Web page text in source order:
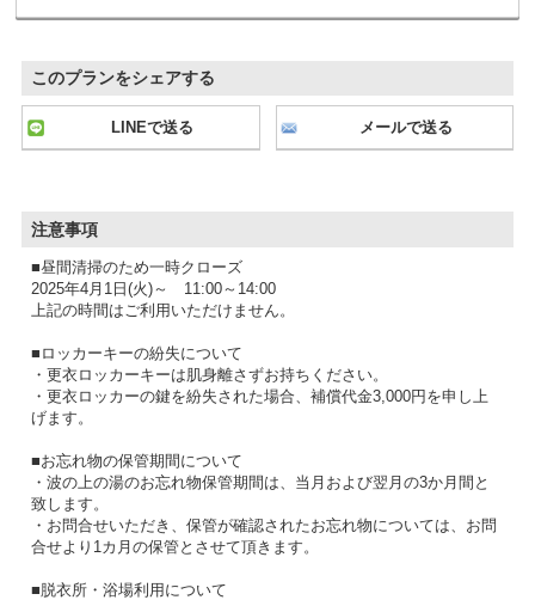
このプランをシェアする
LINEで送る メールで送る
注意事項
■昼間清掃のため一時クローズ
2025年4月1日(火)～ 11:00～14:00
上記の時間はご利用いただけません。
■ロッカーキーの紛失について
・更衣ロッカーキーは肌身離さずお持ちください。
・更衣ロッカーの鍵を紛失された場合、補償代金3,000円を申し上
げます。
■お忘れ物の保管期間について
・波の上の湯のお忘れ物保管期間は、当月および翌月の3か月間と
致します。
・お問合せいただき、保管が確認されたお忘れ物については、お問
合せより1カ月の保管とさせて頂きます。
■脱衣所・浴場利用について